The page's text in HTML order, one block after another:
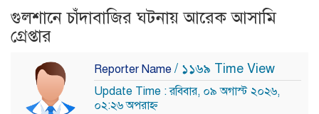
গুলশানে চাঁদাবাজির ঘটনায় আরেক আসামি
গ্রেপ্তার
Reporter Name / ১১৬৯ Time View
Update Time : রবিবার, ০৯ অগাস্ট ২০২৬,
০২:২৬ অপরাহ্ন